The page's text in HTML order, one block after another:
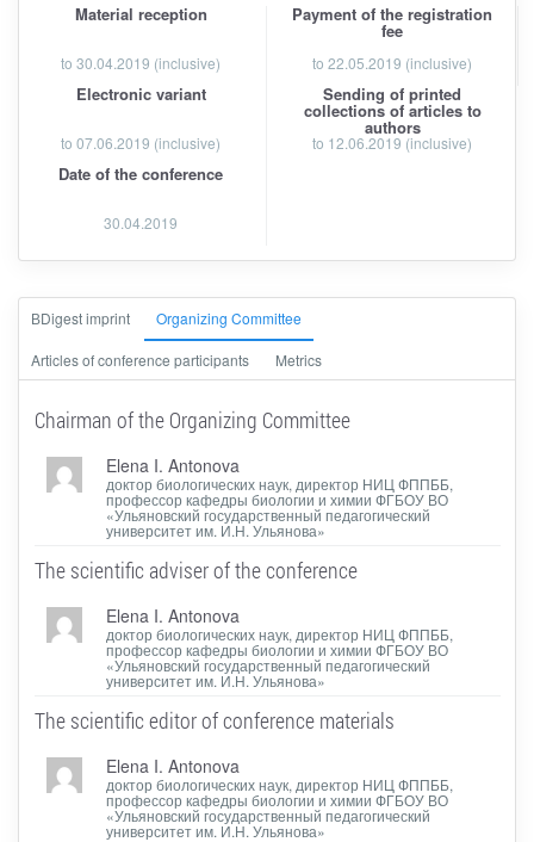
Material reception
to30.04.2019 (inclusive)
Payment of the registration
fee
to 22.05.2019 (inclusive)
Electronic variant
to 07.06.2019 (inclusive)
Sending of printed
collections of articles to
authors
to 12.06.2019 (inclusive)
Date of the conference
30.04.2019
ВDigest imprint Organizing Committee
Articles of conference participants Metrics
Chairman of the Organizing Committee
Elena I. Antonova
доктор биологических наук, директор НИЦ ФППББ,
профессор кафедры биологии и химии ФГБОУ ВО
«Ульяновский государственный педагогический
университет им. И.Н. Ульянова»
The scientific adviser of the conference
Elena I. Antonova
доктор биологических наук, директор НИЦ ФППББ,
профессор кафедры биологии и химии ФГБОУ ВО
«Ульяновский государственный педагогический
университет им. И.Н. Ульянова»
The scientific editor of conference materials
Elena I. Antonova
доктор биологических наук, директор НИЦ ФППББ,
профессор кафедры биологии и химии ФГБОУ ВО
«Ульяновский государственный педагогический
университет им. И.Н. Ульянова»